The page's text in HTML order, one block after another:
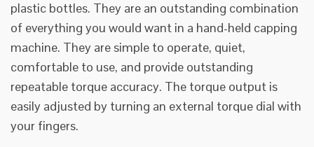
plastic bottles. They are an outstanding combination
of everything you would want in a hand-held capping
machine. They are simple to operate, quiet,
comfortable to use, and provide outstanding
repeatable torque accuracy. The torque output is
easily adjusted by turning an external torque dial with
your fingers.